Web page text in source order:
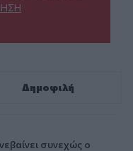
Δημοφιλή
συνεχώς ο